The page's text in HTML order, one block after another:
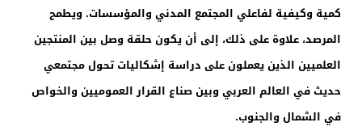
كمية وكيفية لفاعلي المجتمع المدني والمؤسسات. ويطمح
المرصد، علاوة على ذلك، إلى أن يكون حلقة وصل بين المنتجين
العلميين الذين يعملون على دراسة إشكاليات تحول مجتمعي
حديث في العالم العربي وبين صناع القرار العموميين والخواص
في الشمال والجنوب.